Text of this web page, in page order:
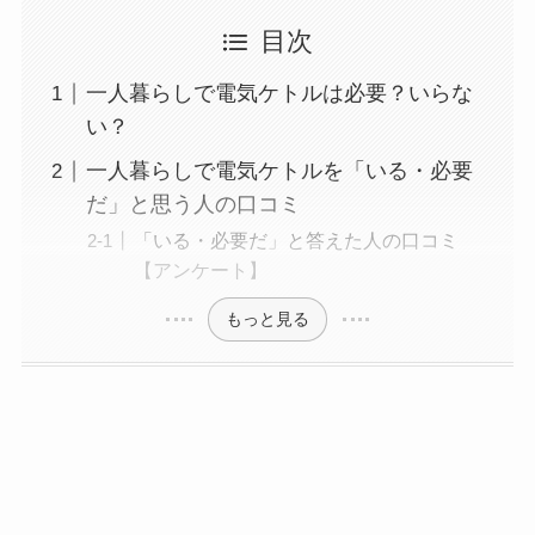
目次
一人暮らしで電気ケトルは必要？いらな
い？
一人暮らしで電気ケトルを「いる・必要
だ」と思う人の口コミ
「いる・必要だ」と答えた人の口コミ
【アンケート】
もっと見る